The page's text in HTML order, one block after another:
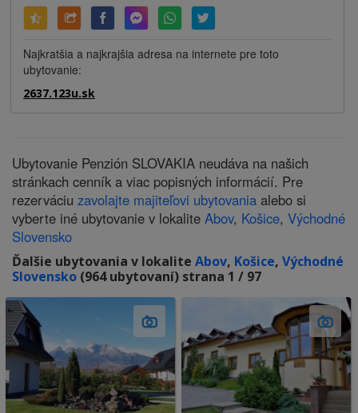
Najkratšia a najkrajšia adresa na internete pre toto
ubytovanie:
2637.123u.sk
Ubytovanie Penzión SLOVAKIA neudáva na našich
stránkach cenník a viac popisných informácií. Pre
rezerváciu zavolajte majiteľovi ubytovania alebo si
vyberte iné ubytovanie v lokalite Abov, Košice, Východné
Slovensko
Ďalšie ubytovania v lokalite Abov, Košice, Východné
Slovensko (964 ubytovaní) strana 1 / 97